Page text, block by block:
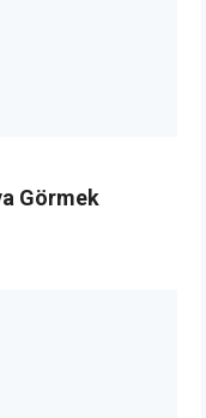
Görmek